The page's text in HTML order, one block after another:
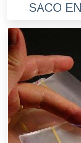
SACO